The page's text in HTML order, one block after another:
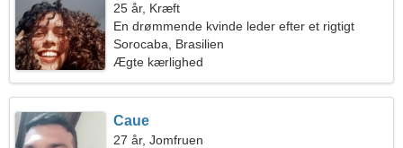
25 år, Kræft
En drømmende kvinde leder efter et rigtigt
forhold
Sorocaba, Brasilien
Ægte kærlighed
Caue
27 år, Jomfruen